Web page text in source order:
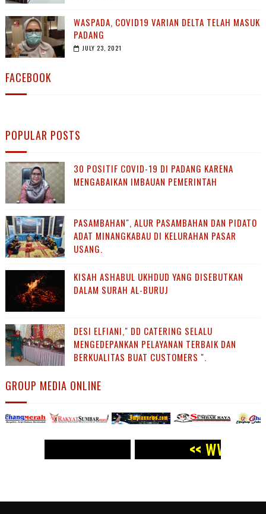
WASPADA, COVID19 VARIAN DELTA TELAH MASUK
PADANG
JULY 23, 2021
FACEBOOK
POPULAR POSTS
30 POSITIF COVID-19 DI PADANG KARENA
MENGABAIKAN IMBAUAN PEMERINTAH
PASAMBAHAN", ALUR PASAMBAHAN DAN PIDATO
ADAT MINANGKABAU DI KELURAHAN PASAR
USANG.
KISAH ASHABUL UKHDUD YANG DISEBUTKAN
DALAM SURAH AL-BURUJ
DESI ELFIANI," DD CATERING SELALU
MENGEDEPANKAN PELAYANAN TERBAIK DAN
BERKUALITAS BUAT CUSTOMERS ".
GROUP MEDIA ONLINE
WWW.PANJI